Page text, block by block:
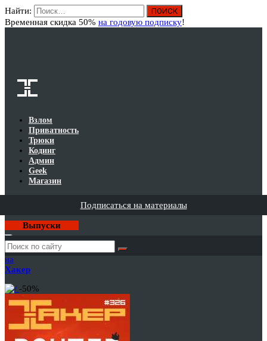
Найти:
Временная скидка 50% на годовую подписку!
Взлом
Приватность
Трюки
Кодинг
Админ
Geek
Магазин
Подписаться на материалы
Выпуски
Годовая
подписка
на
Хакер
-50%